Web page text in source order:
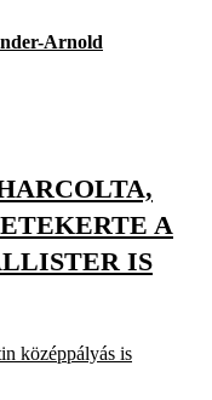
Arnold
A
IS
középpályás is